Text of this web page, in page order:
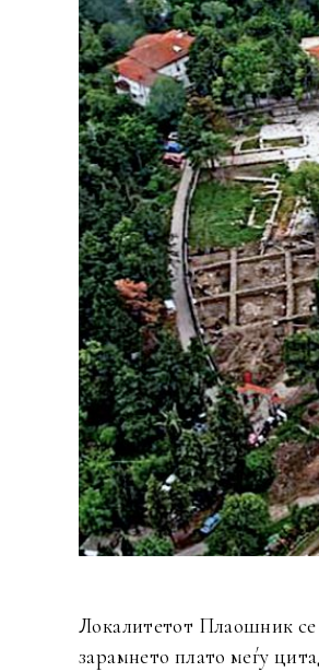
Локалитетот Плаошник се
зарамнето плато меѓу